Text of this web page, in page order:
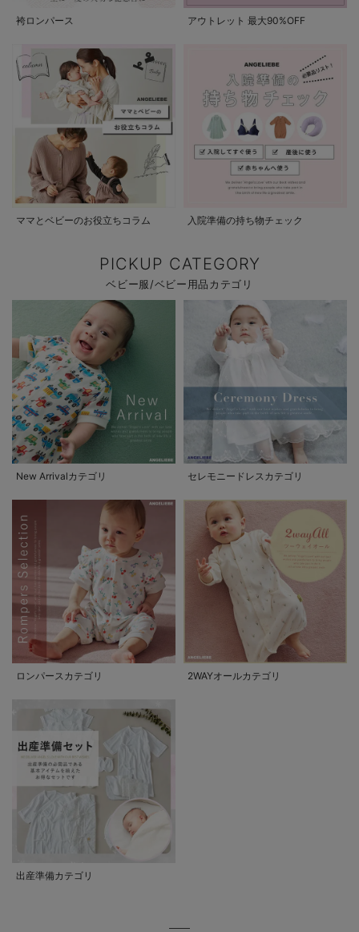
袴ロンパース アウトレット 最大90%OFF
ママとベビーのお役立ちコラム 入院準備の持ち物チェック
PICKUP CATEGORY
ベビー服/ベビー用品カテゴリ
New Arrivalカテゴリ セレモニードレスカテゴリ
ロンパースカテゴリ 2WAYオールカテゴリ
出産準備カテゴリ